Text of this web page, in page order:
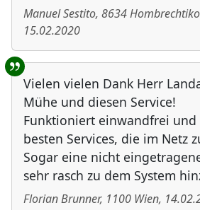
Manuel Sestito, 8634
15.02.2020
Vielen vielen Dank Herr
Mühe und diesen Service!
Funktioniert einwandfrei und
besten Services, die im Netz
Sogar eine nicht
sehr rasch zu dem System
Florian Brunner, 1100 Wien,